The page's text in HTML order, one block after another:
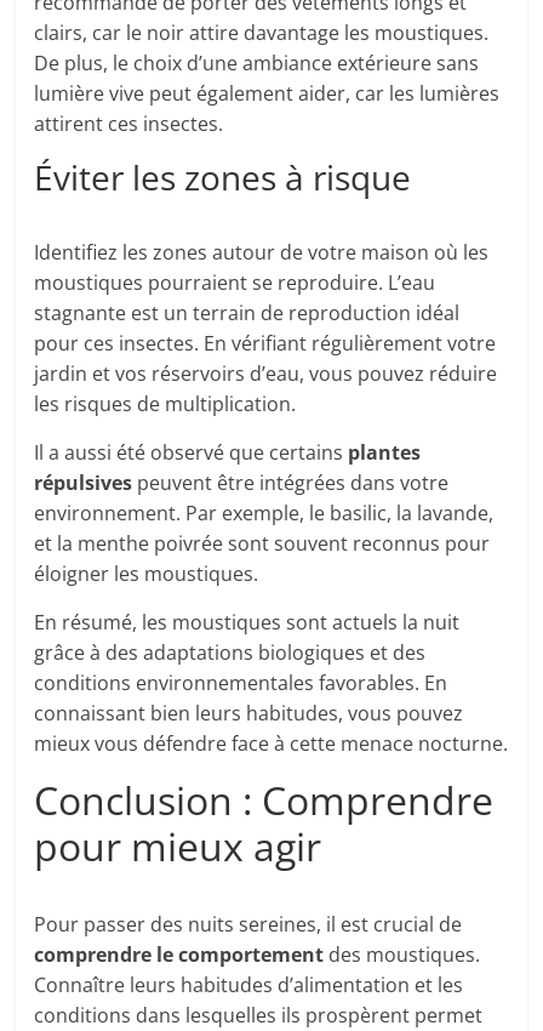
clairs, car le noir attire davantage les moustiques.
De plus, le choix d’une ambiance extérieure sans
lumière vive peut également aider, car les lumières
attirent ces insectes.
Éviter les zones à risque
Identifiez les zones autour de votre maison où les
moustiques pourraient se reproduire. L’eau
stagnante est un terrain de reproduction idéal
pour ces insectes. En vérifiant régulièrement votre
jardin et vos réservoirs d’eau, vous pouvez réduire
les risques de multiplication.
Il a aussi été observé que certains plantes
répulsives peuvent être intégrées dans votre
environnement. Par exemple, le basilic, la lavande,
et la menthe poivrée sont souvent reconnus pour
éloigner les moustiques.
En résumé, les moustiques sont actuels la nuit
grâce à des adaptations biologiques et des
conditions environnementales favorables. En
connaissant bien leurs habitudes, vous pouvez
mieux vous défendre face à cette menace nocturne.
Conclusion : Comprendre
pour mieux agir
Pour passer des nuits sereines, il est crucial de
comprendre le comportement des moustiques.
Connaître leurs habitudes d’alimentation et les
conditions dans lesquelles ils prospèrent permet